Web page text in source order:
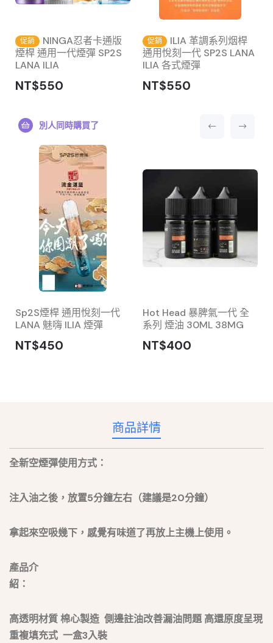
促銷
NINGA忍者卡通版
煙桿 通用一代煙彈 SP2S
LANA ILIA
NT$550
促銷
ILIA 革調系列烟桿
通用悅刻一代 SP2S LANA
ILIA 各式煙彈
NT$550
別人同時購買了
Sp2S煙桿 通用悅刻一代
LANA 魅嗨 ILIA 煙彈
NT$450
Hot Head 暴脾氣一代 全
系列 煙油 30ML 38MG
NT$400
商品詳情
全新空煙彈使用方式：
注入油之後，放置5分鐘左右（建議是20分鐘）
拿起來空吸幾下，感覺有味道了再放上主機上使用。
產品介
紹：
高透明材質 棉心製造 側邊註油改善漏油問題 高還原度呈現
重複填充式 一盒3入裝